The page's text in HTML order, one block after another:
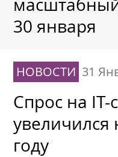
30 января
НОВОСТИ 31
Спрос на IТ-
увеличился
году